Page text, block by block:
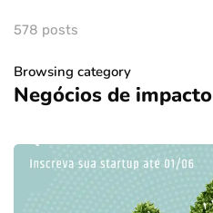
578 posts
Browsing category
Negócios de impacto